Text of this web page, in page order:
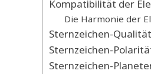
Kompatibilität der
Die Harmonie der
Sternzeichen-
Sternzeichen-
Sternzeichen-